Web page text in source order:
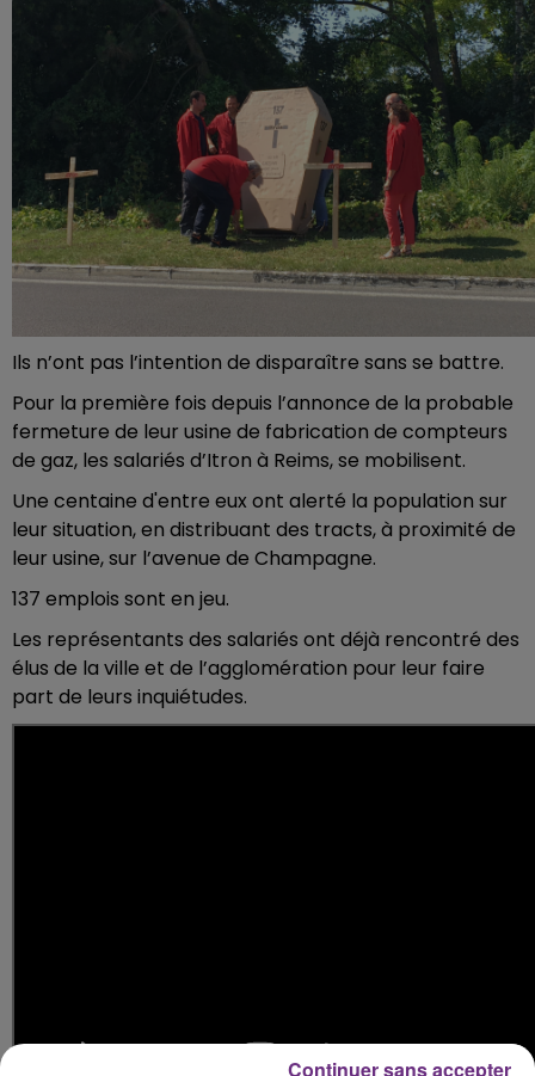
Ils n’ont pas l’intention de disparaître sans se battre.
Pour la première fois depuis l’annonce de la probable
fermeture de leur usine de fabrication de compteurs
de gaz, les salariés d’Itron à Reims, se mobilisent.
Une centaine d'entre eux ont alerté la population sur
leur situation, en distribuant des tracts, à proximité de
leur usine, sur l’avenue de Champagne.
137 emplois sont en jeu.
Les représentants des salariés ont déjà rencontré des
élus de la ville et de l’agglomération pour leur faire
part de leurs inquiétudes.
Continuer sans accepter